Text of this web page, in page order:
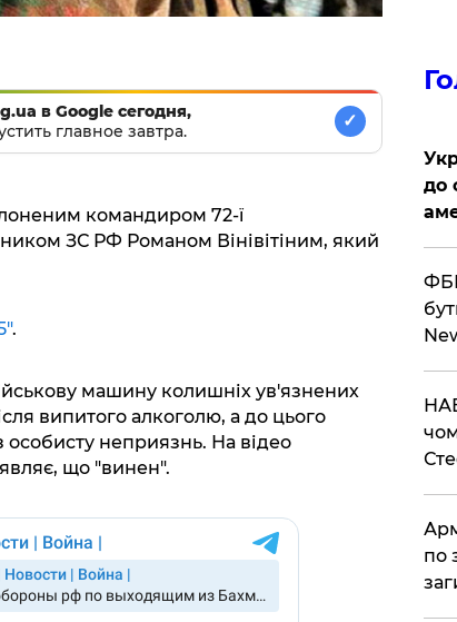
в Google сегодня,
главное завтра.
✓
командиром 72-ї
ЗС РФ Романом Вінівітіним, який
.
машину колишніх ув'язнених
випитого алкоголю, а до цього
особисту неприязнь. На відео
що "винен".
до
по